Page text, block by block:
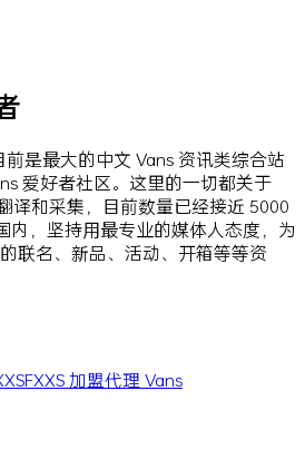
是最大的中文 Vans 资讯类综合站
爱好者社区。这里的一切都关于
译和采集，目前数量已经接近 5000
内，坚持用最专业的媒体人态度，为
联名、新品、活动、开箱等等资
加盟代理 Vans